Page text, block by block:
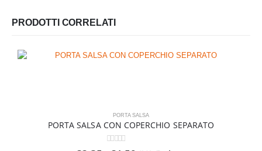
PRODOTTI CORRELATI
PORTA SALSA
PORTA SALSA CON COPERCHIO SEPARATO